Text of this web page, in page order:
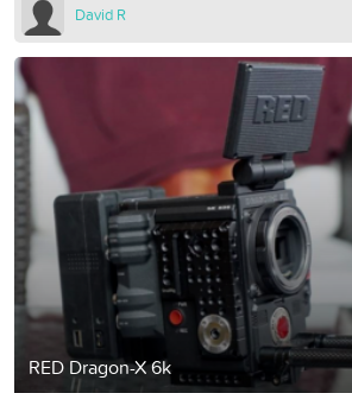
David R
RED Dragon-X 6k